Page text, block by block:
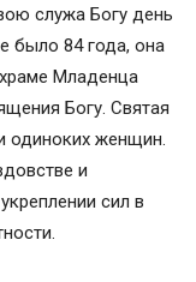
служа Богу день
было 84 года, она
Младенца
Богу. Святая
одиноких женщин.
и
сил в